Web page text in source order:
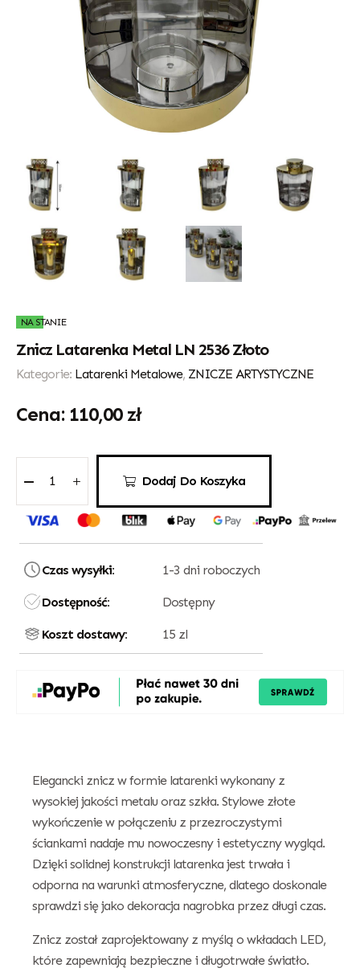
NA STANIE
Znicz Latarenka Metal LN 2536 Złoto
Kategorie: Latarenki Metalowe, ZNICZE ARTYSTYCZNE
110,00 zł
Dodaj Do Koszyka
Czas wysyłki: 1-3 dni roboczych
Dostępność: Dostępny
Koszt dostawy: 15 zl
Elegancki znicz w formie latarenki wykonany z
wysokiej jakości metalu oraz szkła. Stylowe złote
wykończenie w połączeniu z przezroczystymi
ściankami nadaje mu nowoczesny i estetyczny wygląd.
Dzięki solidnej konstrukcji latarenka jest trwała i
odporna na warunki atmosferyczne, dlatego doskonale
sprawdzi się jako dekoracja nagrobka przez długi czas.
Znicz został zaprojektowany z myślą o wkładach LED,
które zapewniają bezpieczne i długotrwałe światło.